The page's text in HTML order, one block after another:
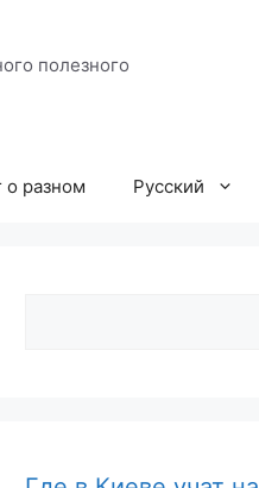
полезного
о разном Русский